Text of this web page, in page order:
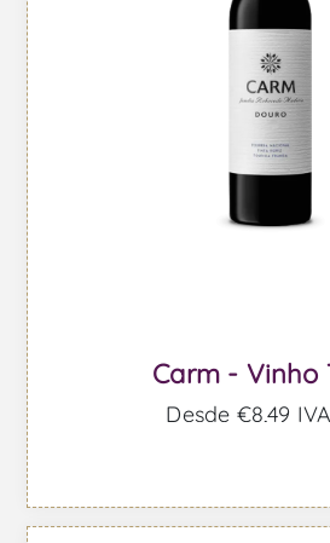
Carm - Vinho
Desde €8,49